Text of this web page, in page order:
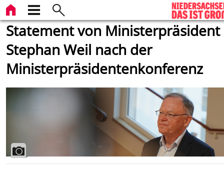
Statement von Ministerpräsident
Stephan Weil nach der
Ministerpräsidentenkonferenz